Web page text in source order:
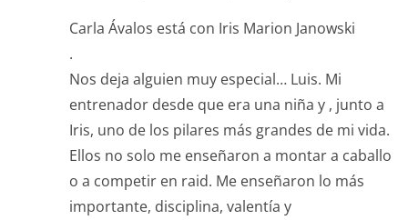
Carla Ávalos está con Iris Marion Janowski
.
Nos deja alguien muy especial… Luis. Mi
entrenador desde que era una niña y , junto a
Iris, uno de los pilares más grandes de mi vida.
Ellos no solo me enseñaron a montar a caballo
o a competir en raid. Me enseñaron lo más
importante, disciplina, valentía y